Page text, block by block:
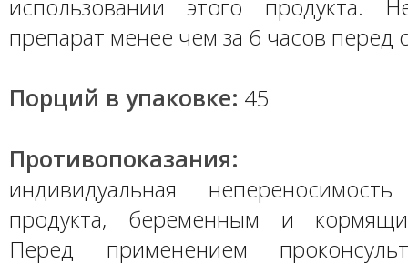
использовании этого продукта.
препарат менее чем за 6 часов перед
Порций в упаковке: 45
Противопоказания:
индивидуальная
продукта, беременным и
Перед применением